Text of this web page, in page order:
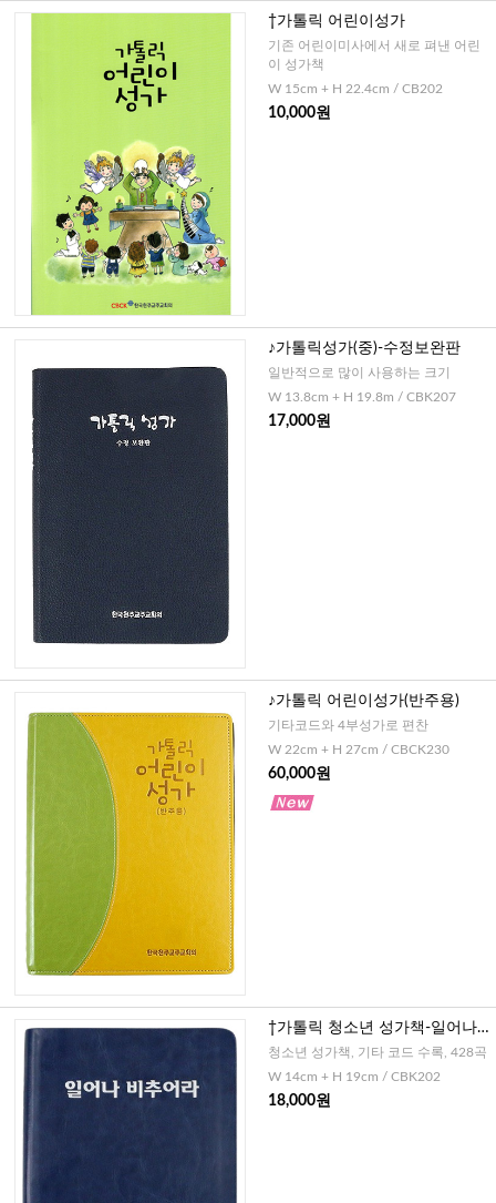
†가톨릭 어린이성가
기존 어린이미사에서 새로 펴낸 어린
이 성가책
W 15cm + H 22.4cm / CB202
10,000원
♪가톨릭성가(중)-수정보완판
일반적으로 많이 사용하는 크기
W 13.8cm + H 19.8m / CBK207
17,000원
♪가톨릭 어린이성가(반주용)
기타코드와 4부성가로 편찬
W 22cm + H 27cm / CBCK230
60,000원
†가톨릭 청소년 성가책-일어나
비추어라
청소년 성가책, 기타 코드 수록, 428곡
W 14cm + H 19cm / CBK202
18,000원